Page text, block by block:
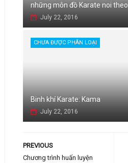
những môn đồ Karate noi theo
July 22, 2016
CHƯA ĐƯỢC PHÂN LOẠI
Binh khí Karate: Kama
July 22, 2016
PREVIOUS
Chương trình huấn luyện